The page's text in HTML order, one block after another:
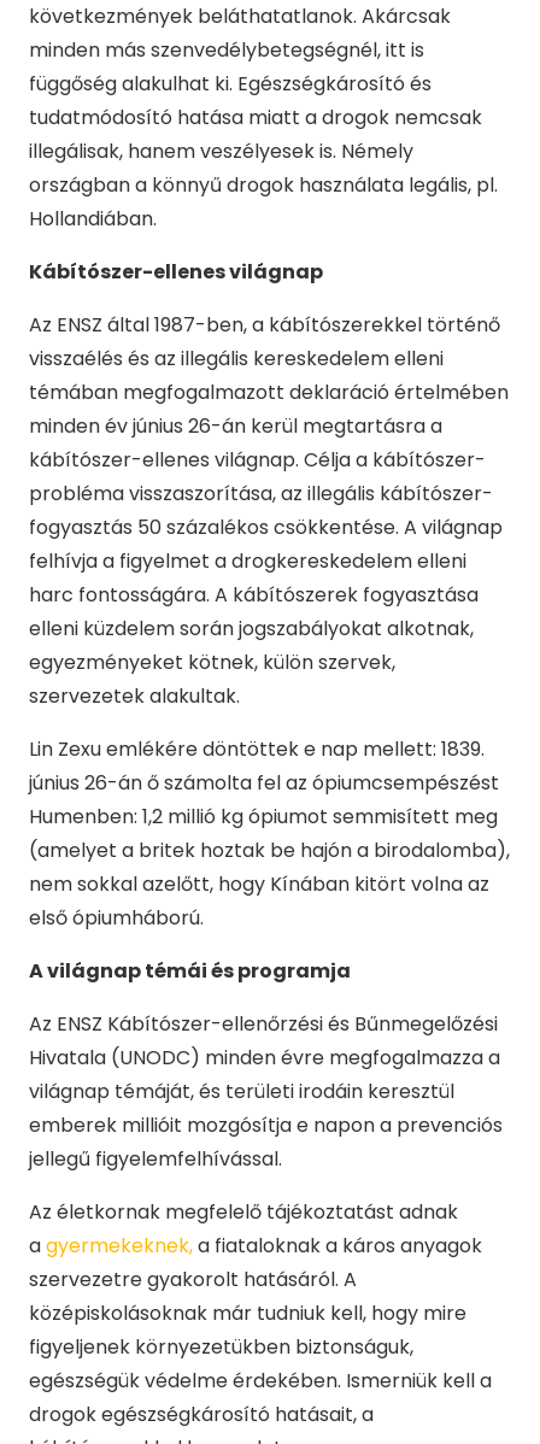
következmények beláthatatlanok. Akárcsak
minden más szenvedélybetegségnél, itt is
függőség alakulhat ki. Egészségkárosító és
tudatmódosító hatása miatt a drogok nemcsak
illegálisak, hanem veszélyesek is. Némely
országban a könnyű drogok használata legális, pl.
Hollandiában.
Kábítószer-ellenes világnap
Az ENSZ által 1987-ben, a kábítószerekkel történő
visszaélés és az illegális kereskedelem elleni
témában megfogalmazott deklaráció értelmében
minden év június 26-án kerül megtartásra a
kábítószer-ellenes világnap. Célja a kábítószer-
probléma visszaszorítása, az illegális kábítószer-
fogyasztás 50 százalékos csökkentése. A világnap
felhívja a figyelmet a drogkereskedelem elleni
harc fontosságára. A kábítószerek fogyasztása
elleni küzdelem során jogszabályokat alkotnak,
egyezményeket kötnek, külön szervek,
szervezetek alakultak.
Lin Zexu emlékére döntöttek e nap mellett: 1839.
június 26-án ő számolta fel az ópiumcsempészést
Humenben: 1,2 millió kg ópiumot semmisített meg
(amelyet a britek hoztak be hajón a birodalomba),
nem sokkal azelőtt, hogy Kínában kitört volna az
első ópiumháború.
A világnap témái és programja
Az ENSZ Kábítószer-ellenőrzési és Bűnmegelőzési
Hivatala (UNODC) minden évre megfogalmazza a
világnap témáját, és területi irodáin keresztül
emberek millióit mozgósítja e napon a prevenciós
jellegű figyelemfelhívással.
Az életkornak megfelelő tájékoztatást adnak
agyermekeknek,a fiataloknak a káros anyagok
szervezetre gyakorolt hatásáról. A
középiskolásoknak már tudniuk kell, hogy mire
figyeljenek környezetükben biztonságuk,
egészségük védelme érdekében. Ismerniük kell a
drogok egészségkárosító hatásait, a